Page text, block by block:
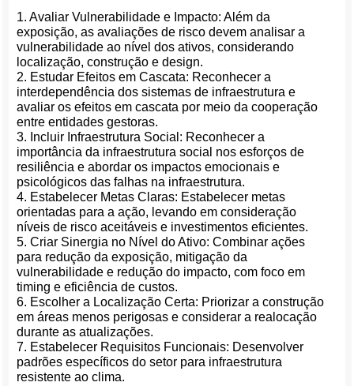
1. Avaliar Vulnerabilidade e Impacto: Além da
exposição, as avaliações de risco devem analisar a
vulnerabilidade ao nível dos ativos, considerando
localização, construção e design.
2. Estudar Efeitos em Cascata: Reconhecer a
interdependência dos sistemas de infraestrutura e
avaliar os efeitos em cascata por meio da cooperação
entre entidades gestoras.
3. Incluir Infraestrutura Social: Reconhecer a
importância da infraestrutura social nos esforços de
resiliência e abordar os impactos emocionais e
psicológicos das falhas na infraestrutura.
4. Estabelecer Metas Claras: Estabelecer metas
orientadas para a ação, levando em consideração
níveis de risco aceitáveis e investimentos eficientes.
5. Criar Sinergia no Nível do Ativo: Combinar ações
para redução da exposição, mitigação da
vulnerabilidade e redução do impacto, com foco em
timing e eficiência de custos.
6. Escolher a Localização Certa: Priorizar a construção
em áreas menos perigosas e considerar a realocação
durante as atualizações.
7. Estabelecer Requisitos Funcionais: Desenvolver
padrões específicos do setor para infraestrutura
resistente ao clima.